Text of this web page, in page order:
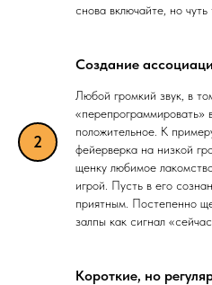
снова включайте, но чуть
Создание
Любой громкий звук, в
«перепрограммировать»
положительное. К
фейерверка на низкой
щенку любимое
игрой. Пусть в его
приятным. Постепенно
залпы как сигнал
Короткие, но